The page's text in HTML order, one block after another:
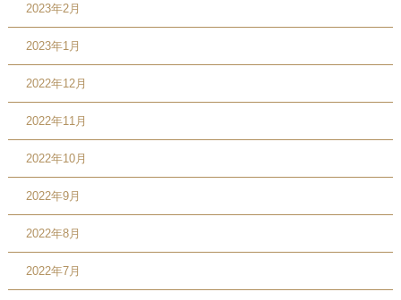
2023年2月
2023年1月
2022年12月
2022年11月
2022年10月
2022年9月
2022年8月
2022年7月